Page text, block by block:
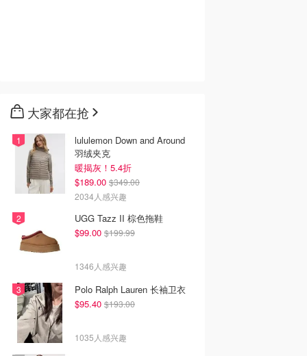
大家都在抢
lululemon Down and Around
羽绒夹克
暖揭灰！5.4折
$189.00 $349.00
2034人感兴趣
UGG Tazz II 棕色拖鞋
$99.00 $199.99
1346人感兴趣
Polo Ralph Lauren 长袖卫衣
$95.40 $193.00
1035人感兴趣